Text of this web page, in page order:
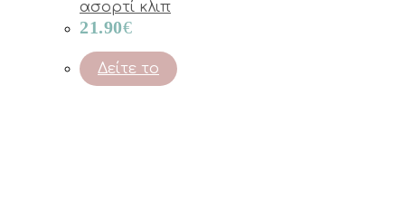
ασορτί κλιπ
21.90€
Δείτε το